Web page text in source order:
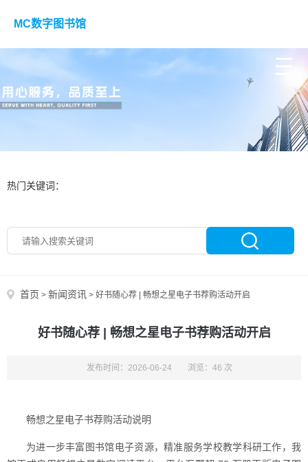
MC数字图书馆
热门关键词：
首页 > 新闻资讯 > 好书随心荐 | 畅想之星电子书荐购活动开启
好书随心荐 | 畅想之星电子书荐购活动开启
发布时间：2026-06-24 浏览：46 次
畅想之星电子书荐购活动说明
为进一步丰富图书馆电子资源，精准服务学校教学科研工作，我